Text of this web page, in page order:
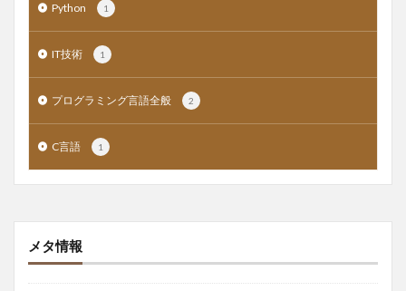
Python 1
IT技術 1
プログラミング言語全般 2
C言語 1
メタ情報